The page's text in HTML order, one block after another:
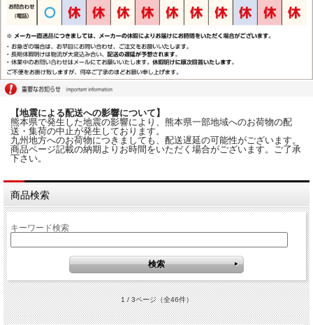
【地震による配送への影響について】
熊本県で発生した地震の影響により、熊本県一部地域へのお荷物の配
送・集荷の中止が発生しております。
九州地方へのお荷物につきましても、配送遅延の可能性がございます。
商品ページ記載の納期よりお時間をいただく場合がございます。ご了承
下さい。
商品検索
キーワード検索
1 / 3ページ（全46件）